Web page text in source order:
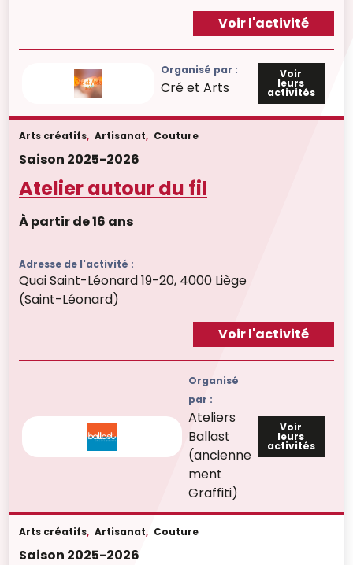
Organisé par :
Cré et Arts
Voir
leurs
activités
Voir l'activité
Organisé
par :
Ateliers
Ballast
(ancienne
ment
Graffiti)
Voir
leurs
activités
Arts créatifs, Artisanat, Couture
Saison 2025-2026
Atelier autour du fil
À partir de 16 ans
Adresse de l'activité :
Quai Saint-Léonard 19-20, 4000 Liège
(Saint-Léonard)
Voir l'activité
Arts créatifs, Artisanat, Couture
Saison 2025-2026